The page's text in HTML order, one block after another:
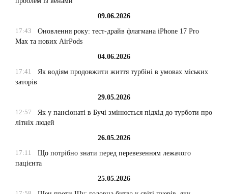
09.06.2026
17:43
Оновлення року: тест-драйв флагмана iPhone 17 Pro
Max та нових AirPods
04.06.2026
17:41
Як водіям продовжити життя турбіні в умовах міських
заторів
29.05.2026
12:57
Як у пансіонаті в Бучі змінюється підхід до турботи про
літніх людей
26.05.2026
17:11
Що потрібно знати перед перевезенням лежачого
пацієнта
25.05.2026